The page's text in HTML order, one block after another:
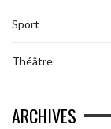
Sport
Théâtre
ARCHIVES